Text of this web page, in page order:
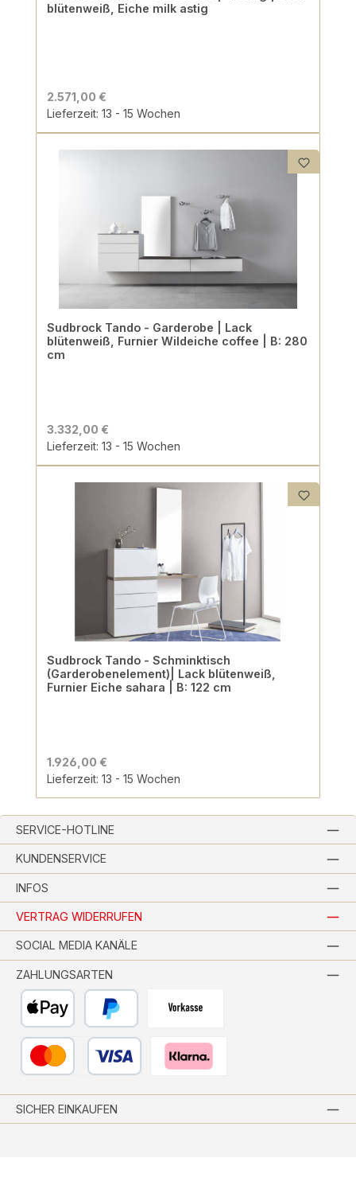
blütenweiß, Eiche milk astig
2.571,00 €
Lieferzeit: 13 - 15 Wochen
Sudbrock Tando - Garderobe | Lack
blütenweiß, Furnier Wildeiche coffee | B: 280
cm
3.332,00 €
Lieferzeit: 13 - 15 Wochen
Sudbrock Tando - Schminktisch
(Garderobenelement)| Lack blütenweiß,
Furnier Eiche sahara | B: 122 cm
1.926,00 €
Lieferzeit: 13 - 15 Wochen
SERVICE-HOTLINE
KUNDENSERVICE
INFOS
VERTRAG WIDERRUFEN
ZAHLUNGSARTEN
SOCIAL MEDIA KANÄLE
SICHER EINKAUFEN